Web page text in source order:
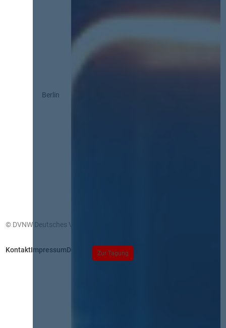
Zur Tagung
Berlin
© DVNW Deutsches Vergabenetzwerk GmbH
KontaktImpressumDatenschutz